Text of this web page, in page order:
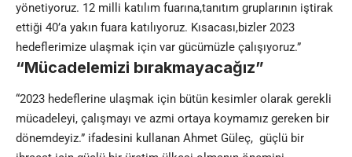
yönetiyoruz. 12 milli katılım fuarına,tanıtım gruplarının iştirak
ettiği 40’a yakın fuara katılıyoruz. Kısacası,bizler 2023
hedeflerimize ulaşmak için var gücümüzle çalışıyoruz.”
“Mücadelemizi bırakmayacağız”
“2023 hedeflerine ulaşmak için bütün kesimler olarak gerekli
mücadeleyi, çalışmayı ve azmi ortaya koymamız gereken bir
dönemdeyiz.” ifadesini kullanan Ahmet Güleç, güçlü bir